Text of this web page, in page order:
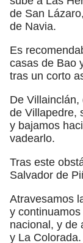
de San
de Navia.
Es
casas de Bao
tras un corto
De
de Villapedre,
y bajamos
vadearlo.
Tras este
Salvador de
Atravesamos
y
nacional, y de
y La Colorada.